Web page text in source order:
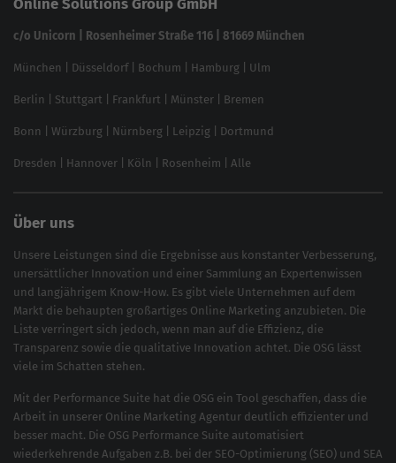
feed2content.ai
In ChatGPT gefunden werden
Linkbuilding 2025
Local SEO
SEO für Online Shops
Brand Monitoring 2025
c/o Unicorn | Rosenheimer Straße 116 | 81669 München
München Düsseldorf| Bochum Hamburg Ulm
Berlin Stuttgart Frankfurt Münster Bremen
Bonn Würzburg Nürnberg Leipzig Dortmund
Dresden Hannover Köln Rosenheim Alle
Über uns
Unsere Leistungen sind die Ergebnisse aus konstanter Verbesserung,
unersättlicher Innovation und einer Sammlung an Expertenwissen
und langjährigem Know-How. Es gibt viele Unternehmen auf dem
Markt die behaupten großartiges Online Marketing anzubieten. Die
Liste verringert sich jedoch, wenn man auf die Effizienz, die
Transparenz sowie die qualitative Innovation achtet. Die OSG lässt
viele im Schatten stehen.
Mit der Performance Suite hat die OSG ein Tool geschaffen, dass die
Arbeit in unserer Online Marketing Agentur deutlich effizienter und
besser macht. Die OSG Performance Suite automatisiert
wiederkehrende Aufgaben z.B. bei der SEO-Optimierung (SEO) und SEA